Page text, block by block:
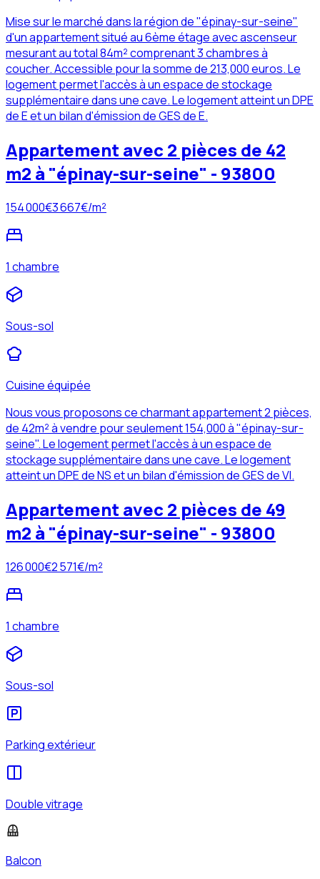
Mise sur le marché dans la région de "épinay-sur-seine"
d'un appartement situé au 6ème étage avec ascenseur
mesurant au total 84m² comprenant 3 chambres à
coucher. Accessible pour la somme de 213,000 euros. Le
logement permet l'accès à un espace de stockage
supplémentaire dans une cave. Le logement atteint un DPE
de E et un bilan d'émission de GES de E.
Appartement avec 2 pièces de 42
m2 à "épinay-sur-seine" - 93800
154 000€3 667€/m²
1 chambre
Sous-sol
Cuisine équipée
Nous vous proposons ce charmant appartement 2 pièces,
de 42m² à vendre pour seulement 154,000 à "épinay-sur-
seine". Le logement permet l'accès à un espace de
stockage supplémentaire dans une cave. Le logement
atteint un DPE de NS et un bilan d'émission de GES de VI.
Appartement avec 2 pièces de 49
m2 à "épinay-sur-seine" - 93800
126 000€2 571€/m²
1 chambre
Sous-sol
Parking extérieur
Double vitrage
Balcon